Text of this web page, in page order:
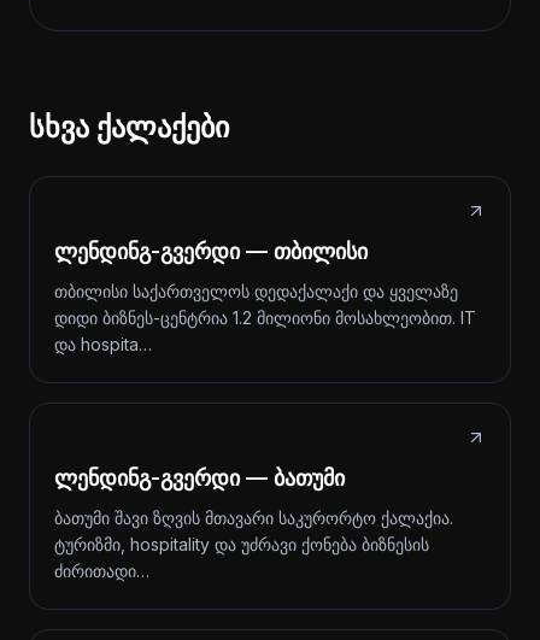
სხვა ქალაქები
ლენდინგ-გვერდი — თბილისი
თბილისი საქართველოს დედაქალაქი და ყველაზე
დიდი ბიზნეს-ცენტრია 1.2 მილიონი მოსახლეობით. IT
და hospita…
ლენდინგ-გვერდი — ბათუმი
ბათუმი შავი ზღვის მთავარი საკურორტო ქალაქია.
ტურიზმი, hospitality და უძრავი ქონება ბიზნესის
ძირითადი…